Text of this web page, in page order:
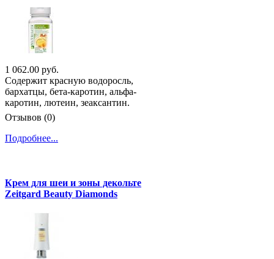
1 062.00 руб.
Содержит красную водоросль,
бархатцы, бета-каротин, альфа-
каротин, лютеин, зеаксантин.
Отзывов (0)
Подробнее...
Крем для шеи и зоны декольте
Zeitgard Beauty Diamonds